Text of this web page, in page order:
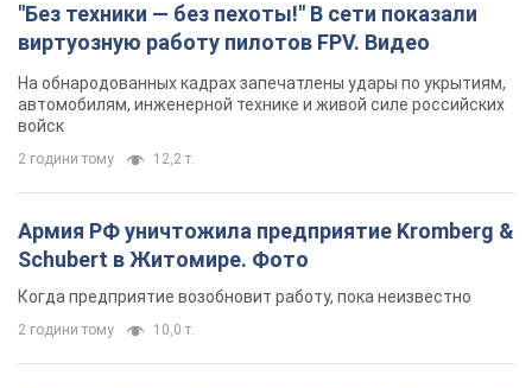
"Без техники — без пехоты!" В сети показали
виртуозную работу пилотов FPV. Видео
На обнародованных кадрах запечатлены удары по укрытиям,
автомобилям, инженерной технике и живой силе российских
войск
2 години тому 12,2 т.
Армия РФ уничтожила предприятие Kromberg &
Schubert в Житомире. Фото
Когда предприятие возобновит работу, пока неизвестно
2 години тому 10,0 т.